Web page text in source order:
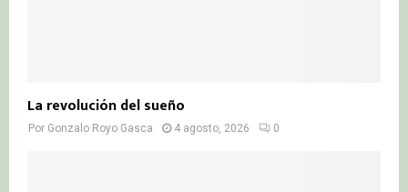
La revolución del sueño
Por Gonzalo Royo Gasca 4 agosto, 2026 0